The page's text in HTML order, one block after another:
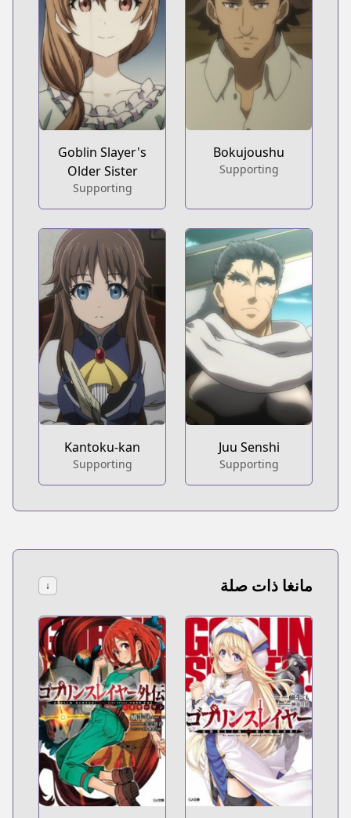
Bokujoushu
Supporting
Goblin Slayer's
Older Sister
Supporting
Juu Senshi
Supporting
Kantoku-kan
Supporting
مانغا ذات صلة ↓